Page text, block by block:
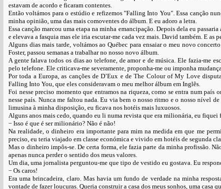
estavam de acordo e ficaram contentes.
Então voltámos para o estúdio e refizemos "Falling Into You". Essa canção
minha opinião, uma das mais comoventes do álbum. E eu adoro a letra.
Essa canção marcou uma etapa na minha emancipação. Depois dela eu
e elevava a fasquia mas ele iria escutar-me cada vez mais. David também. E
Alguns dias mais tarde, voltámos ao Québec para ensaiar o meu novo
Foster, passou semanas a trabalhar no nosso novo álbum.
A gente falava todos os dias ao telefone, de amor e de música. Ele fazia-me
pelo telefone. Ele criticava-me severamente, proponha-me ou imponha
Por toda a Europa, as canções de D’Eux e de The Colour of My Love
Falling Into You, que eles consideravam o meu melhor álbum em Inglês.
Foi nesse preciso momento que entramos na riqueza, como se entra num
nesse país. Nunca me faltou nada. Eu via bem o nosso ritmo e o nosso nível
limusina à minha disposição, eu ficava nos hotéis mais luxuosos.
Alguns anos mais cedo, quando eu li numa revista que era milionária, eu fiquei
− Isso é que é ser milionário? Não é não!
Na realidade, o dinheiro era importante para mim na medida em que me
preciso, eu teria viajado em classe económica e vivido em hotéis de segunda
Mas o dinheiro impôs-se. De certa forma, ele fazia parte da minha profissão.
apenas nunca perder o sentido dos meus valores.
Um dia, uma jornalista perguntou-me que tipo de vestido eu gostava. Eu
− Os caros!
Era uma brincadeira, claro. Mas havia um fundo de verdade na minha
vontade de fazer loucuras. Queria construir a casa dos meus sonhos, uma casa